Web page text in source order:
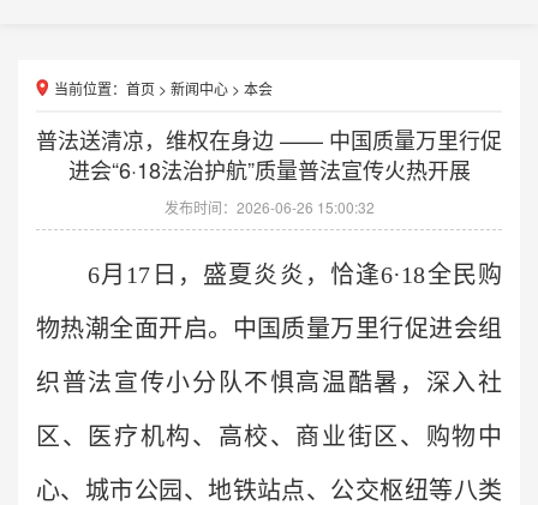
当前位置： 首页 > 新闻中心 > 本会
普法送清凉，维权在身边 —— 中国质量万里行促
进会“6·18法治护航”质量普法宣传火热开展
发布时间：2026-06-26 15:00:32
6月17日，盛夏炎炎，恰逢6·18全民购
物热潮全面开启。中国质量万里行促进会组
织普法宣传小分队不惧高温酷暑，深入社
区、医疗机构、高校、商业街区、购物中
心、城市公园、地铁站点、公交枢纽等八类